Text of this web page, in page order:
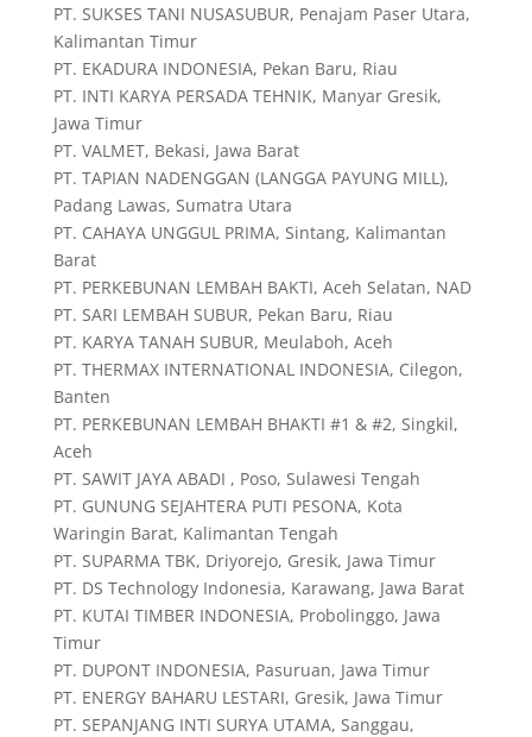
PT. SUKSES TANI NUSASUBUR, Penajam Paser Utara,
Kalimantan Timur
PT. EKADURA INDONESIA, Pekan Baru, Riau
PT. INTI KARYA PERSADA TEHNIK, Manyar Gresik,
Jawa Timur
PT. VALMET, Bekasi, Jawa Barat
PT. TAPIAN NADENGGAN (LANGGA PAYUNG MILL),
Padang Lawas, Sumatra Utara
PT. CAHAYA UNGGUL PRIMA, Sintang, Kalimantan
Barat
PT. PERKEBUNAN LEMBAH BAKTI, Aceh Selatan, NAD
PT. SARI LEMBAH SUBUR, Pekan Baru, Riau
PT. KARYA TANAH SUBUR, Meulaboh, Aceh
PT. THERMAX INTERNATIONAL INDONESIA, Cilegon,
Banten
PT. PERKEBUNAN LEMBAH BHAKTI #1 & #2, Singkil,
Aceh
PT. SAWIT JAYA ABADI , Poso, Sulawesi Tengah
PT. GUNUNG SEJAHTERA PUTI PESONA, Kota
Waringin Barat, Kalimantan Tengah
PT. SUPARMA TBK, Driyorejo, Gresik, Jawa Timur
PT. DS Technology Indonesia, Karawang, Jawa Barat
PT. KUTAI TIMBER INDONESIA, Probolinggo, Jawa
Timur
PT. DUPONT INDONESIA, Pasuruan, Jawa Timur
PT. ENERGY BAHARU LESTARI, Gresik, Jawa Timur
PT. SEPANJANG INTI SURYA UTAMA, Sanggau,